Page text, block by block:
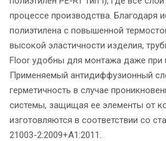
процессе производства. Благодаря
полиэтилена с повышенной
высокой эластичности изделия,
Floor удобны для монтажа даже при
Применяемый антидиффузионный
герметичность в случае
системы, защищая ее элементы от
изготовляются в соответствии со
21003-2:2009+A1:2011.